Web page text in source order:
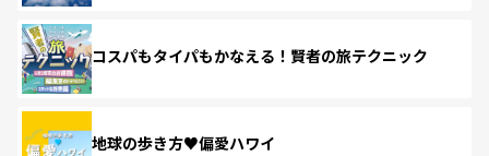
コスパもタイパもかなえる！賢者の旅テクニック
地球の歩き方♥偏愛ハワイ